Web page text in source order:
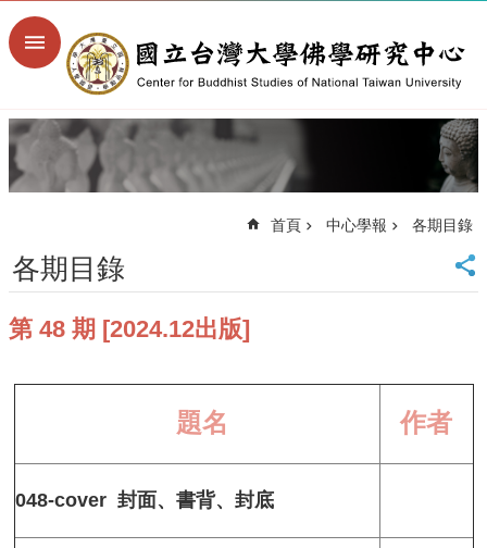
跳到主要內容區塊
進
尋
頁
大
首
頁
臺
大
圖
館
首頁 中心學報 各期目錄
各期目錄
第 48 期 [2024.12出版]
題名 作者
048-cover 封面、書背、封底